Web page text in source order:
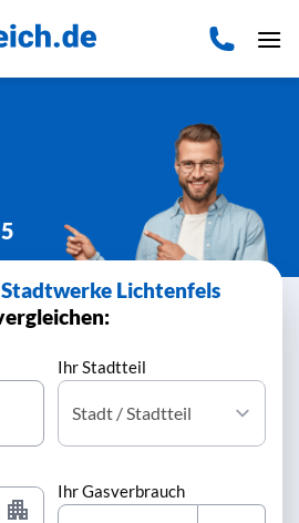
Stadtwerke Lichtenfels
Ihr Stadtteil
Ihr Gasverbrauch